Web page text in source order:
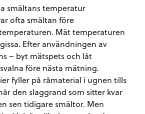
smältans temperatur
ofta smältan före
Mät temperaturen
Efter användningen av
– byt mätspets och låt
före nästa mätning.
fyller på råmaterial i ugnen tills
den slaggrand som sitter kvar
sen tidigare smältor. Men